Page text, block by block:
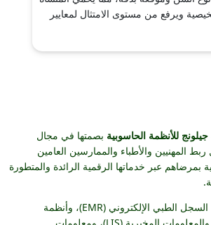
ويرفع من مستوى الامتثال لمعايير
جيلونج للأنظمة الحاسوبية بصمتها في مجال
المهنيين والأطباء والممارسين العامين
بمرضاهم عبر خدماتها الرقمية الرائدة والمتطورة
، التي تشمل السجل الطبي الإلكتروني (EMR)، وأنظمة